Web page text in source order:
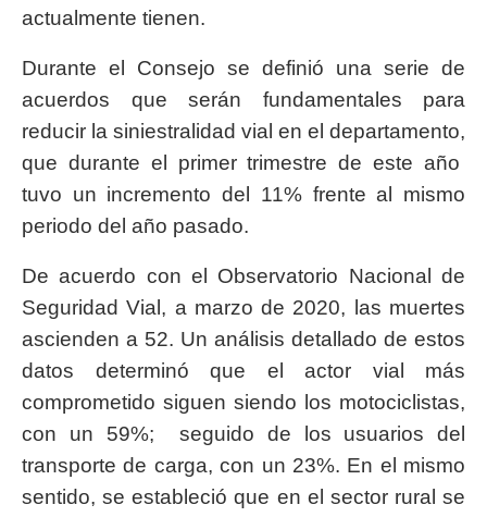
actualmente tienen.
Durante el Consejo se definió una serie de
acuerdos que serán fundamentales para
reducir la siniestralidad vial en el departamento,
que durante el primer trimestre de este año
tuvo un incremento del 11% frente al mismo
periodo del año pasado.
De acuerdo con el Observatorio Nacional de
Seguridad Vial, a marzo de 2020, las muertes
ascienden a 52. Un análisis detallado de estos
datos determinó que el actor vial más
comprometido siguen siendo los motociclistas,
con un 59%; seguido de los usuarios del
transporte de carga, con un 23%. En el mismo
sentido, se estableció que en el sector rural se